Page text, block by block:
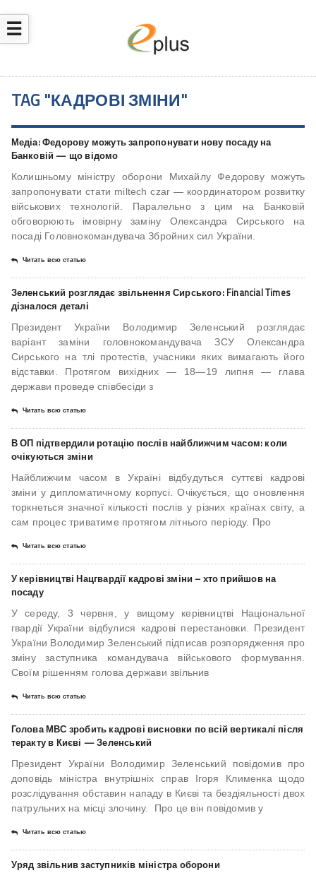
☰
TAG "КАДРОВІ ЗМІНИ"
Медіа: Федорову можуть запропонувати нову посаду на
Банковій — що відомо
Колишньому міністру оборони Михайлу Федорову можуть
запропонувати стати miltech czar — координатором розвитку
військових технологій. Паралельно з цим на Банковій
обговорюють імовірну заміну Олександра Сирського на
посаді Головнокомандувача Збройних сил України.
Читать всю статью
Зеленський розглядає звільнення Сирського: Financial Times
дізналося деталі
Президент України Володимир Зеленський розглядає
варіант заміни головнокомандувача ЗСУ Олександра
Сирського на тлі протестів, учасники яких вимагають його
відставки. Протягом вихідних — 18—19 липня — глава
держави проведе співбесіди з
Читать всю статью
В ОП підтвердили ротацію послів найближчим часом: коли
очікуються зміни
Найближчим часом в Україні відбудуться суттєві кадрові
зміни у дипломатичному корпусі. Очікується, що оновлення
торкнеться значної кількості послів у різних країнах світу, а
сам процес триватиме протягом літнього періоду. Про
Читать всю статью
У керівництві Нацгвардії кадрові зміни – хто прийшов на
посаду
У середу, 3 червня, у вищому керівництві Національної
гвардії України відбулися кадрові перестановки. Президент
України Володимир Зеленський підписав розпорядження про
зміну заступника командувача військового формування.
Своїм рішенням голова держави звільнив
Читать всю статью
Голова МВС зробить кадрові висновки по всій вертикалі після
теракту в Києві — Зеленський
Президент України Володимир Зеленський повідомив про
доповідь міністра внутрішніх справ Ігоря Клименка щодо
розслідування обставин нападу в Києві та бездіяльності двох
патрульних на місці злочину. Про це він повідомив у
Читать всю статью
Уряд звільнив заступників міністра оборони